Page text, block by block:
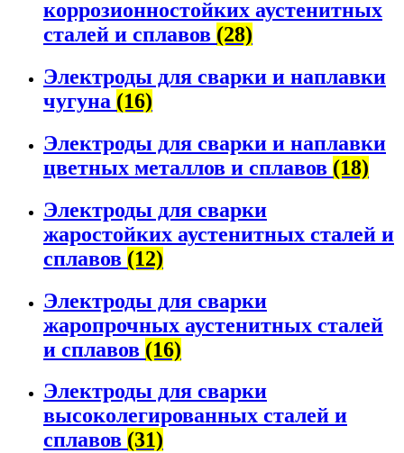
коррозионностойких аустенитных
сталей и сплавов (28)
Электроды для сварки и наплавки
чугуна (16)
Электроды для сварки и наплавки
цветных металлов и сплавов (18)
Электроды для сварки
жаростойких аустенитных сталей и
сплавов (12)
Электроды для сварки
жаропрочных аустенитных сталей
и сплавов (16)
Электроды для сварки
высоколегированных сталей и
сплавов (31)